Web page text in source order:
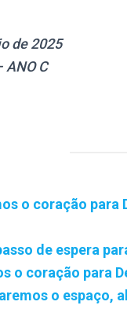
de 2025
ANO C
o coração
de espera
o coração para
o espaço,